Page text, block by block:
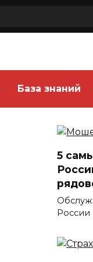
База знаний
5
России